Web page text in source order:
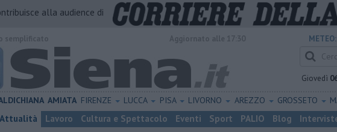
alla audience di
METEO:
Giovedì
AMIATA FIRENZE LUCCA PISA LIVORNO AREZZO GROSSETO
Attualità Lavoro Cultura e Spettacolo Eventi Sport PALIO Blog